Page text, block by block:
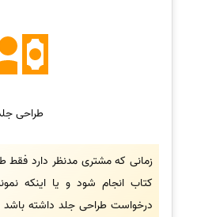
طراحی
زمانی که مشتری مدنظر دارد فقط
کتاب انجام شود و یا اینکه
درخواست طراحی جلد داشته باشد